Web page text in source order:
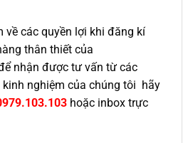
về các quyền lợi khi đăng kí
thân thiết của
nhận được tư vấn từ các
nghiệm của chúng tôi hãy
hoặc inbox trực